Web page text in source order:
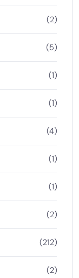
(2)
(5)
(1)
(1)
(4)
(1)
(1)
(2)
(212)
(2)